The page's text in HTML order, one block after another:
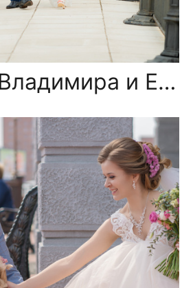
Свадьба Владимира и Екатерины